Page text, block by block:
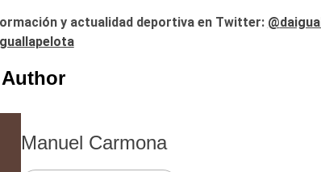
y actualidad deportiva en Twitter: @
Manuel Carmona